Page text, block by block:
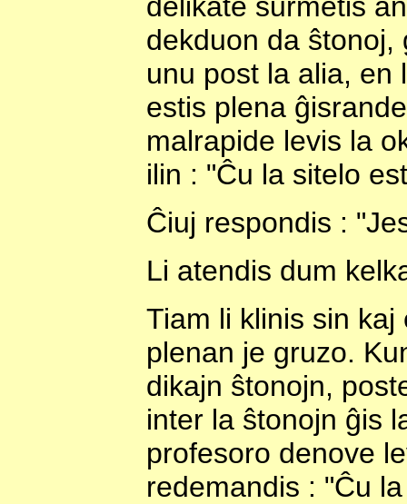
dekduon da ŝtonoj,
unu post la alia, en
estis plena
malrapide levis la
ilin : "Ĉu la sitelo
Ĉiuj respondis :
Li atendis dum
Tiam li klinis sin
plenan je gruzo.
dikajn ŝtonojn,
inter la ŝtonojn ĝis
profesoro denove
redemandis : "Ĉu